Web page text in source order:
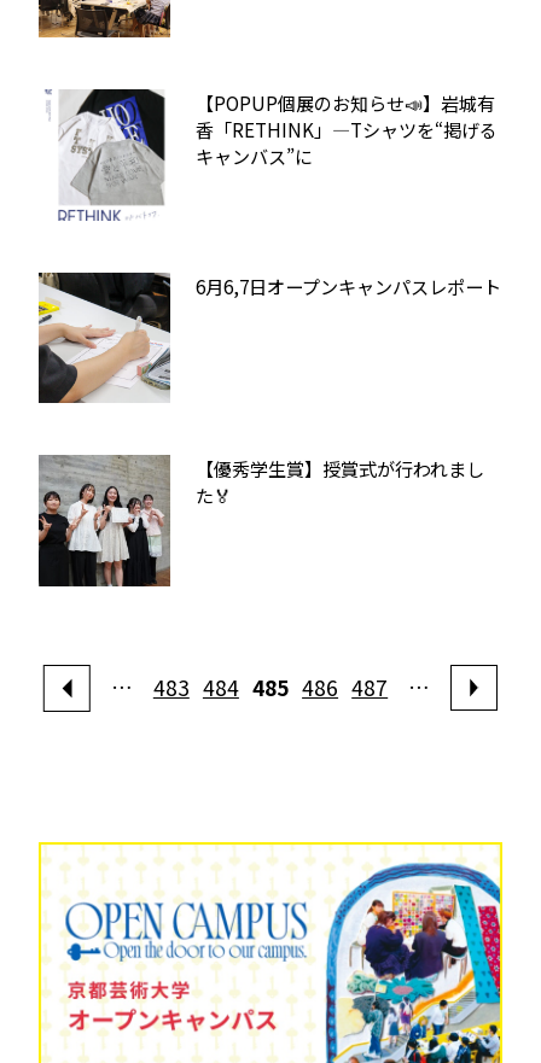
【POPUP個展のお知らせ📣】岩城有
香「RETHINK」—Tシャツを“掲げる
キャンバス”に
6月6,7日オープンキャンパスレポート
【優秀学生賞】授賞式が行われまし
た🏅
… 483 484 485 486 487 …